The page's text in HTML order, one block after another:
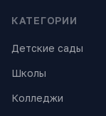
КАТЕГОРИИ
Детские сады
Школы
Колледжи